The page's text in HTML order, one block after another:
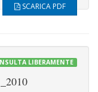
SCARICA PDF
LIBERAMENTE